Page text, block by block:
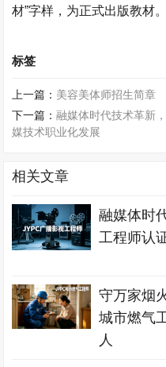
材”字样，为正式出版教材。
标签
上一篇： 美容美体师招生简章
下一篇：融媒体时代技术革新
媒技术职业化发展
相关文章
融媒体时
工程师认
守万家烟
城市燃气
人